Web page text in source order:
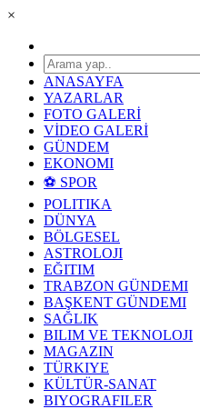
×
ANASAYFA
YAZARLAR
FOTO GALERİ
VİDEO GALERİ
GÜNDEM
EKONOMI
⚽ SPOR
POLITIKA
DÜNYA
BÖLGESEL
ASTROLOJI
EĞITIM
TRABZON GÜNDEMI
BAŞKENT GÜNDEMI
SAĞLIK
BILIM VE TEKNOLOJI
MAGAZIN
TÜRKIYE
KÜLTÜR-SANAT
BIYOGRAFILER